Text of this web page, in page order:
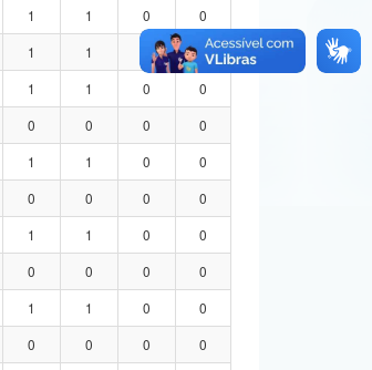
1 1 0
0
1 1
0
1 1 0
0
0 0 0
0
1 1 0
0
0 0 0
0
1 1 0
0
0 0 0
0
1 1 0
0
0 0 0
0